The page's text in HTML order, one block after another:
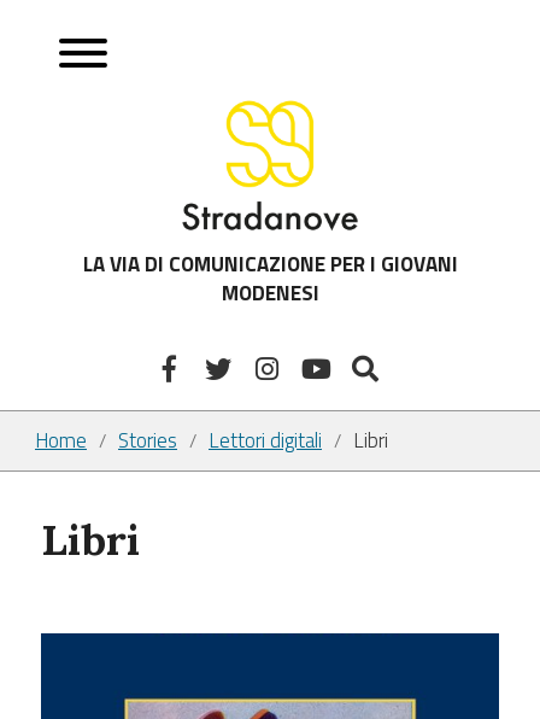
LA VIA DI COMUNICAZIONE PER I GIOVANI
MODENESI
Home / Stories / Lettori digitali / Libri
Libri